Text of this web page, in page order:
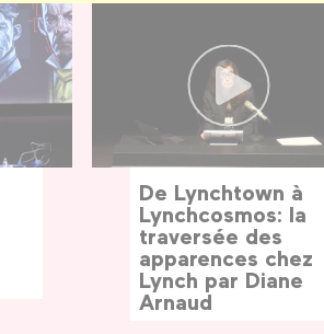
De Lynchtown à
Lynchcosmos: la
traversée des
apparences chez
Lynch par Diane
Arnaud